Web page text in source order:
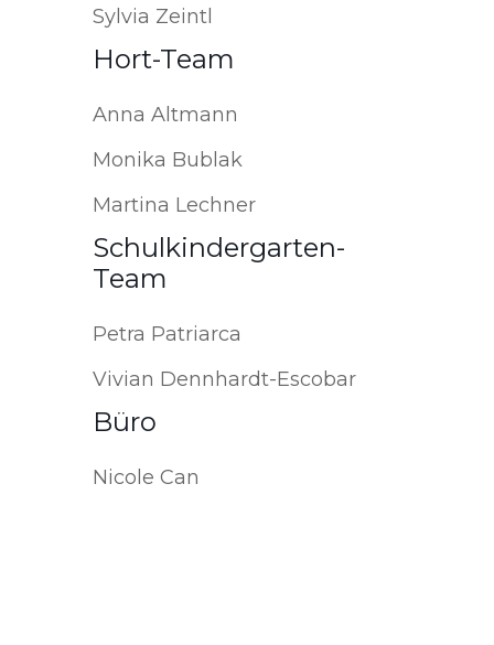
Sylvia Zeintl
Hort-Team
Anna Altmann
Monika Bublak
Martina Lechner
Schulkindergarten-
Team
Petra Patriarca
Vivian Dennhardt-Escobar
Büro
Nicole Can